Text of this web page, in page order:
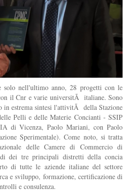
solo nell'ultimo anno, 28 progetti con le
il Cnr e varie universitÃ italiane. Sono
in estrema sintesi l'attivitÃ della Stazione
Pelli e delle Materie Concianti - SSIP
di Vicenza, Paolo Mariani, con Paolo
Sperimentale). Come noto, si tratta
delle Camere di Commercio di
dei tre principali distretti della concia
di tutte le aziende italiane del settore
e sviluppo, formazione, certificazione di
e consulenza.